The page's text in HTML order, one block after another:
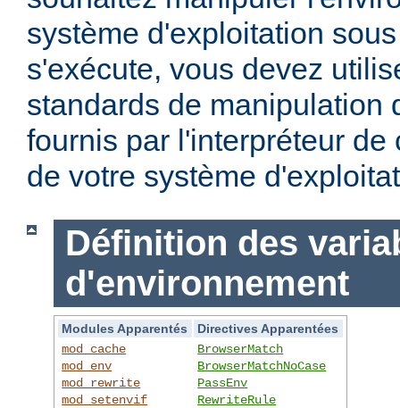
système d'exploitation
s'exécute, vous devez
standards de manipulation
fournis par l'interpréteur de
de votre système
Définition des
d'environnement
Modules Apparentés
Directives Apparentées
mod_cache
mod_env
mod_rewrite
mod_setenvif
BrowserMatch
BrowserMatchNoCase
PassEnv
RewriteRule